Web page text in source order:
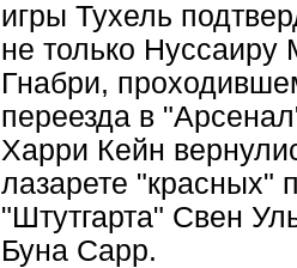
игры Тухель
не только
Гнабри,
переезда в
Харри Кейн
лазарете "красных"
"Штутгарта" Свен
Буна Сарр.